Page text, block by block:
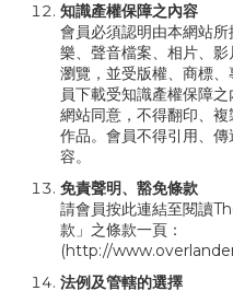
知識產權保障之內容
會員必須認明由本網站
樂、聲音檔案、相片、
瀏覽，並受版權、商標
員下載受知識產權保障
網站同意，不得翻印、
作品。會員不得引用、
容。
免責聲明、豁免條款
請會員按此連結至閱讀
款」之條款一頁：
(http://
法例及管轄的選擇